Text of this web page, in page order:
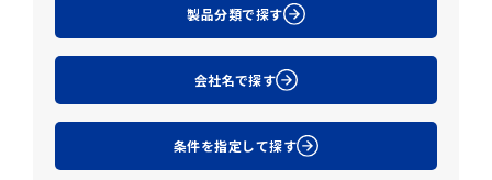
製品分類で探す
会社名で探す
条件を指定して探す